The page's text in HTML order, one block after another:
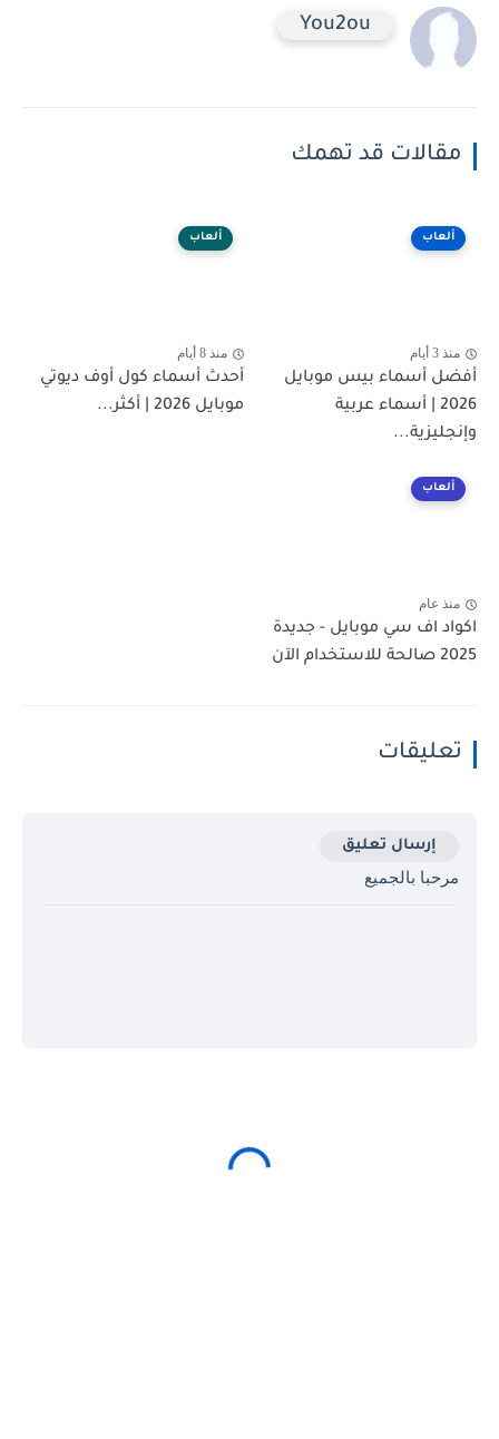
You2ou
مقالات قد تهمك
ألعاب
منذ 3 أيام
أفضل أسماء بيس موبايل
2026 | أسماء عربية
وإنجليزية...
ألعاب
منذ 8 أيام
أحدث أسماء كول أوف ديوتي
موبايل 2026 | أكثر...
ألعاب
منذ عام
اكواد اف سي موبايل - جديدة
2025 صالحة للاستخدام الآن
تعليقات
إرسال تعليق
مرحبا بالجميع